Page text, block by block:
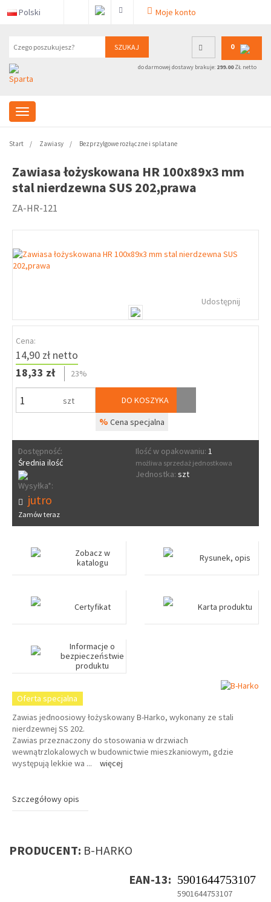
Polski Moje konto
SZUKAJ 0
do darmowej dostawy brakuje: 299.00ZŁ netto
Start Zawiasy Bezprzylgowe rozłączne i splatane
Zawiasa łożyskowana HR 100x89x3 mm
stal nierdzewna SUS 202,prawa
ZA-HR-121
Udostępnij
Cena:
14,90 zł netto
18,33 zł
23%
szt DO KOSZYKA
% Cena specjalna
Dostępność:
Średnia ilość
Ilość w opakowaniu: 1
możliwa sprzedaż jednostkowa
Jednostka: szt
Wysyłka*:
jutro
Zamów teraz
Zobacz w
katalogu
Rysunek, opis
Certyfikat Karta produktu
Informacje o
bezpieczeństwie
produktu
Oferta specjalna
Zawias jednoosiowy łożyskowany B-Harko, wykonany ze stali
nierdzewnej SS 202.
Zawias przeznaczony do stosowania w drzwiach
wewnątrzlokalowych w budownictwie mieszkaniowym, gdzie
występują lekkie wa ... więcej
Szczegółowy opis
PRODUCENT: B-HARKO
EAN-13: 5901644753107
5901644753107